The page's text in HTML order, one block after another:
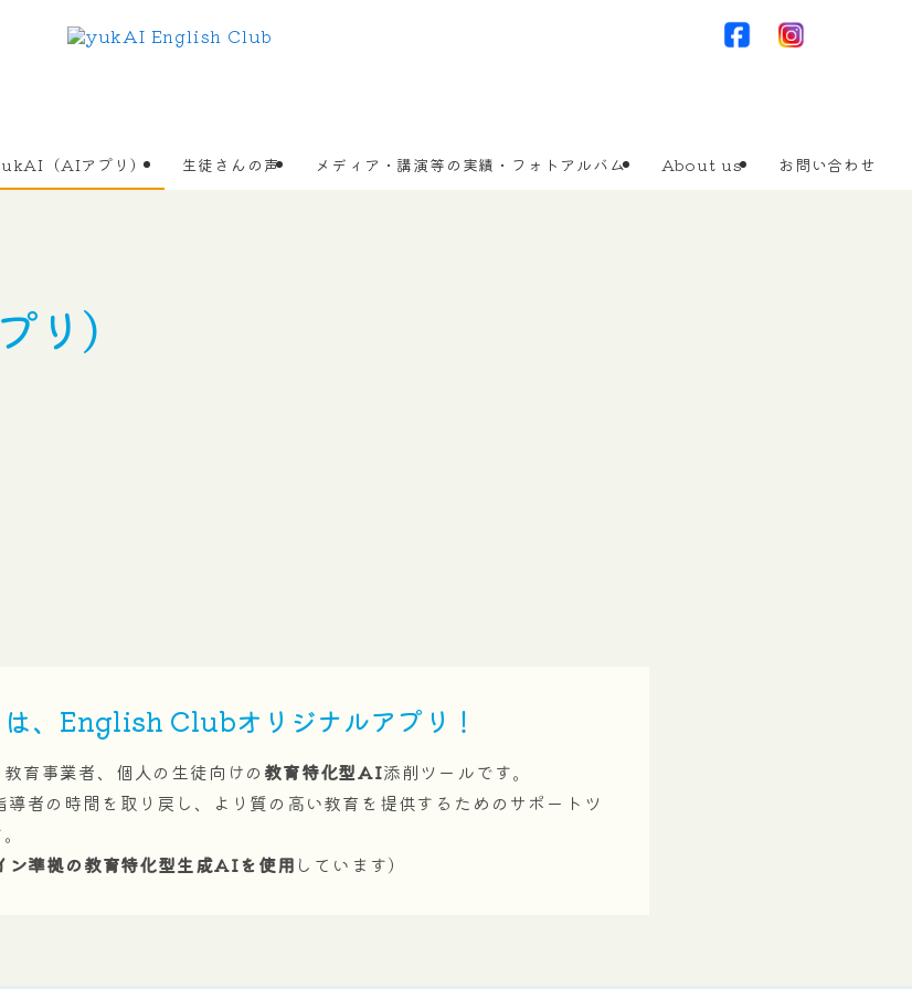
（AIアプリ） 生徒さんの声 メディア・講演等の実績・フォトアルバム About us お問い合わせ
リ)
は、English Clubオリジナルアプリ！
育事業者、個人の生徒向けの 教育特化型AI添削ツールです。
者の時間を取り戻し、より質の高い教育を提供するためのサポートツ
ン準拠の教育特化型生成AIを使用 しています）